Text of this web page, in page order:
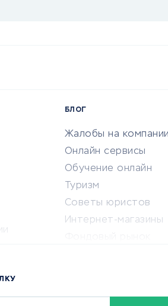
БЛОГ
Жалобы на компании
Онлайн сервисы
Обучение онлайн
Туризм
Советы юристов
Интернет-магазины